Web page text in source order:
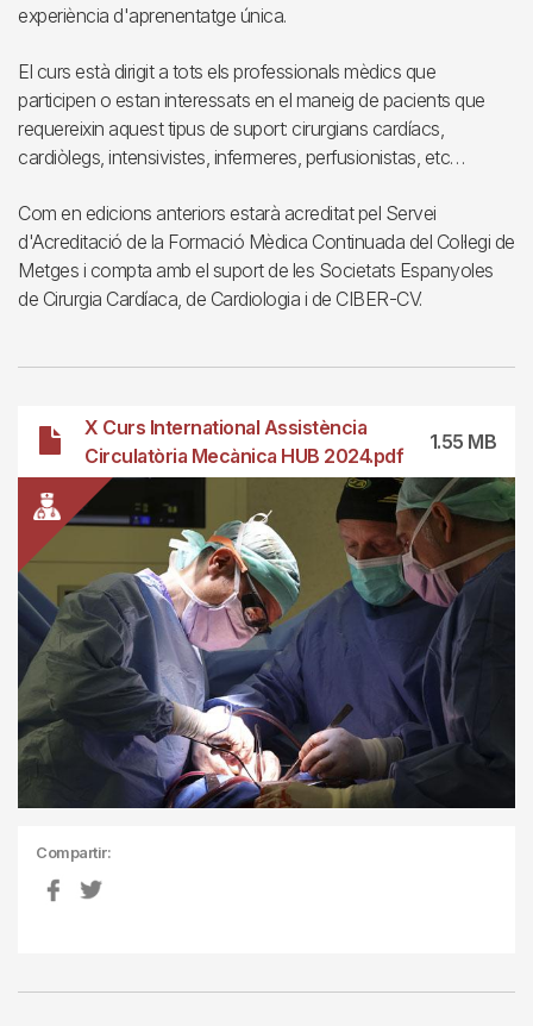
experiència d'aprenentatge única.
El curs està dirigit a tots els professionals mèdics que
participen o estan interessats en el maneig de pacients que
requereixin aquest tipus de suport: cirurgians cardíacs,
cardiòlegs, intensivistes, infermeres, perfusionistas, etc…
Com en edicions anteriors estarà acreditat pel Servei
d'Acreditació de la Formació Mèdica Continuada del Col·legi de
Metges i compta amb el suport de les Societats Espanyoles
de Cirurgia Cardíaca, de Cardiologia i de CIBER-CV.
X Curs International Assistència
Circulatòria Mecànica HUB 2024.pdf
1.55 MB
Compartir: